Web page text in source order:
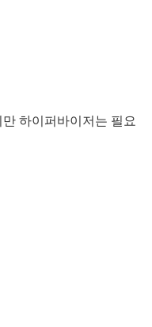
하이퍼바이저는 필요